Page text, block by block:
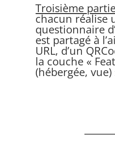
Troisième
chacun réalise
questionnaire
est partagé à
URL, d’un
la couche «
(hébergée, vue)